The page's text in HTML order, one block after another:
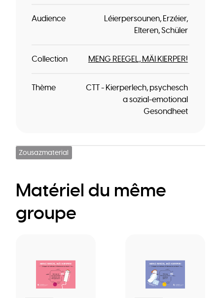
Audience Léierpersounen Erzéier
Elteren Schüler
Collection MENG REEGEL, MÄI KIERPER!
Thème
CTT - Kierperlech, psychesch
a sozial-emotional
Gesondheet
Zousazmaterial
Matériel du même
groupe